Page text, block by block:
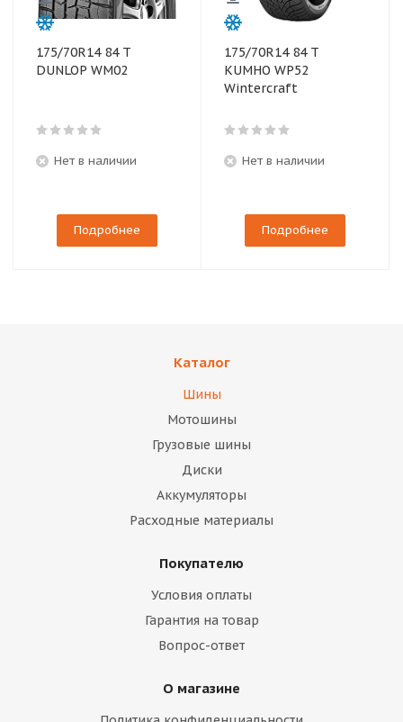
175/70R14 84 T
DUNLOP WM02
Нет в наличии
Подробнее
175/70R14 84 T
KUMHO WP52
Wintercraft
Нет в наличии
Подробнее
Каталог
Шины
Мотошины
Грузовые шины
Диски
Аккумуляторы
Расходные материалы
Покупателю
Условия оплаты
Гарантия на товар
Вопрос-ответ
О магазине